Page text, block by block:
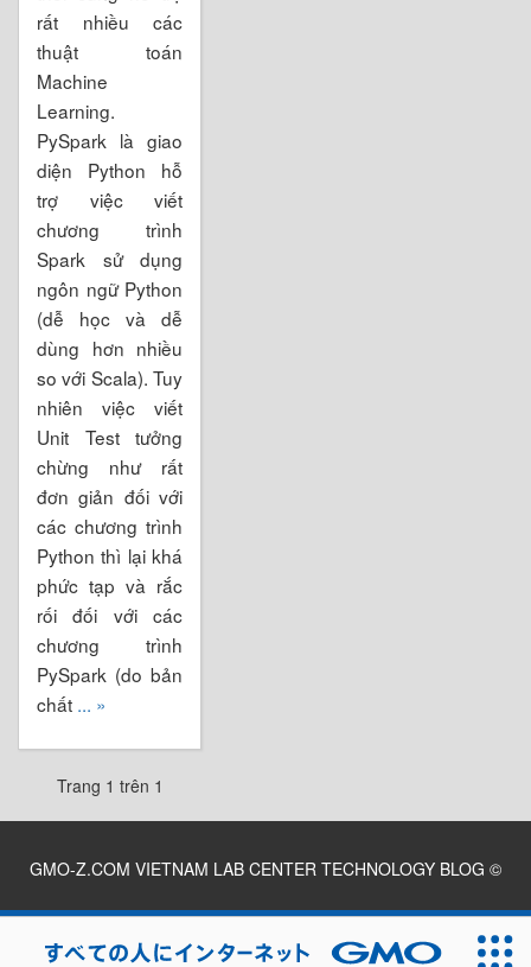
rất nhiều các
thuật toán
Machine
Learning.
PySpark là giao
diện Python hỗ
trợ việc viết
chương trình
Spark sử dụng
ngôn ngữ Python
(dễ học và dễ
dùng hơn nhiều
so với Scala). Tuy
nhiên việc viết
Unit Test tưởng
chừng như rất
đơn giản đối với
các chương trình
Python thì lại khá
phức tạp và rắc
rối đối với các
chương trình
PySpark (do bản
chất ... »
Trang 1 trên 1
GMO-Z.COM VIETNAM LAB CENTER TECHNOLOGY BLOG ©